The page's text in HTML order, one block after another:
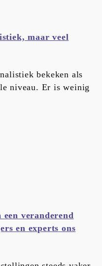
maar veel
bekeken als
niveau. Er is weinig
veranderend
en experts ons